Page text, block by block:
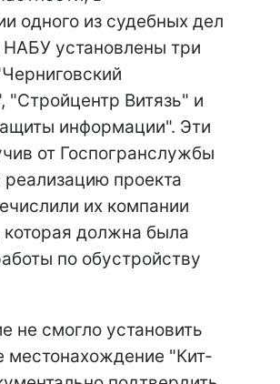
одного из судебных дел
НАБУ установлены три
"Стройцентр Витязь" и
информации". Эти
от Госпогранслужбы
реализацию проекта
их компании
которая должна была
по обустройству
не смогло установить
местонахождение "Кит-